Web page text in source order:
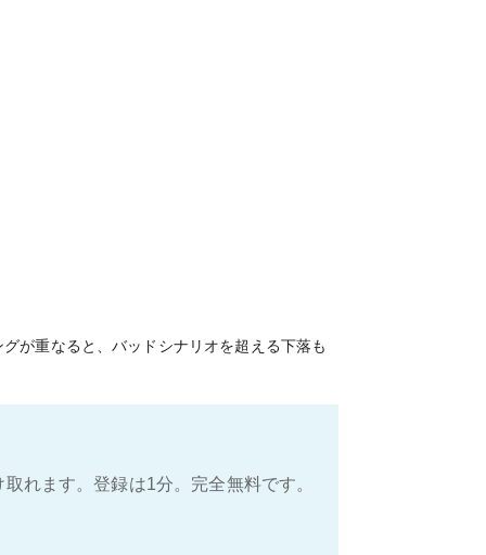
が重なると、バッドシナリオを超える下落も
れます。登録は1分。完全無料です。